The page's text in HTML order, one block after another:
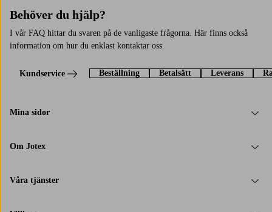
Behöver du hjälp?
I vår FAQ hittar du svaren på de vanligaste frågorna. Här finns också
information om hur du enklast kontaktar oss.
Kundservice Beställning Betalsätt Leverans
Mina sidor
Om Jotex
Våra tjänster